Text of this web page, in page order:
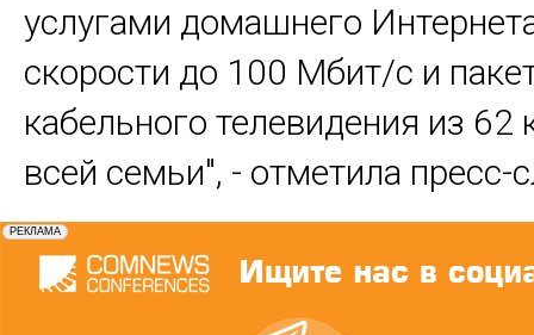
услугами домашнего
скорости до 100 Мбит/с и
кабельного телевидения из 62
всей семьи", - отметила пресс-